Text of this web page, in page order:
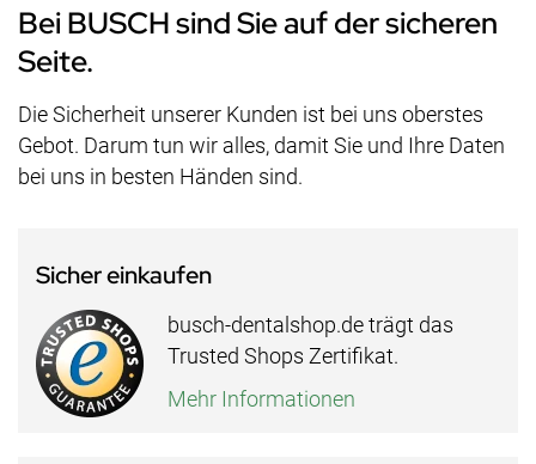
Bei BUSCH sind Sie auf der sicheren
Seite.
Die Sicherheit unserer Kunden ist bei uns oberstes
Gebot. Darum tun wir alles, damit Sie und Ihre Daten
bei uns in besten Händen sind.
Sicher einkaufen
busch-dentalshop.de trägt das
Trusted Shops Zertifikat.
Mehr Informationen